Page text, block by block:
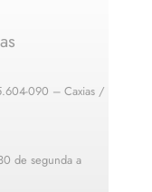
090 – Caxias /
de segunda a